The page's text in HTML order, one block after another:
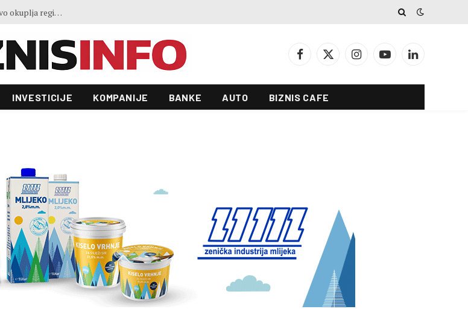
Ministar Forto: Profesionalni vozači ne mogu više čekati – Evropskoj komisiji ponudili smo provodivo rješenje
Facebook
X
InstagramYouTubeLinkedIn
INVESTICIJE KOMPANIJE BANKE AUTO BIZNIS CAFE